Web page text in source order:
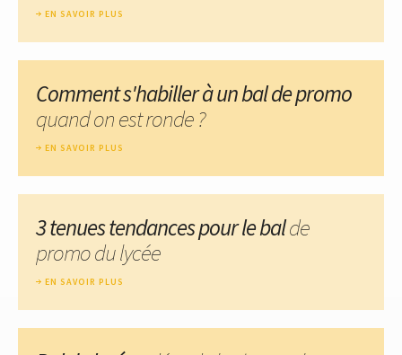
EN SAVOIR PLUS
Comment s'habiller à un bal de promo
quand on est ronde ?
EN SAVOIR PLUS
3 tenues tendances pour le balde
promo du lycée
EN SAVOIR PLUS